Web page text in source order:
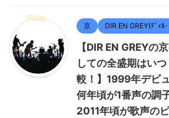
京 DIR EN GREY(ﾃﾞｨﾙ
【DIR EN GREYの
しての全盛期はい
較！】1999年デビ
何年頃が1番声の調
2011年頃が歌声の